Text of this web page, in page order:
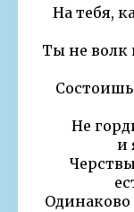
На тебя,
Ты не волк
Не
и
Одинаково